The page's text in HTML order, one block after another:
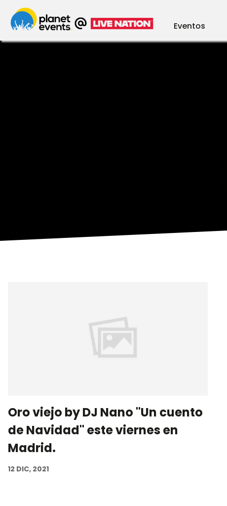
Eventos
Oro viejo by DJ Nano "Un cuento
de Navidad" este viernes en
Madrid.
12 DIC, 2021